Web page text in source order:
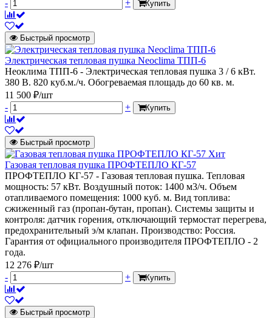
-
+ Купить
Быстрый просмотр
Электрическая тепловая пушка Neoclima ТПП-6
Неоклима ТПП-6 - Электрическая тепловая пушка 3 / 6 кВт.
380 В. 820 куб.м./ч. Обогреваемая площадь до 60 кв. м.
11 500 ₽/шт
-
+ Купить
Быстрый просмотр
Хит
Газовая тепловая пушка ПРОФТЕПЛО КГ-57
ПРОФТЕПЛО КГ-57 - Газовая тепловая пушка. Тепловая
мощность: 57 кВт. Воздушный поток: 1400 м3/ч. Объем
отапливаемого помещения: 1000 куб. м. Вид топлива:
сжиженный газ (пропан-бутан, пропан). Системы защиты и
контроля: датчик горения, отключающий термостат перегрева,
предохранительный э/м клапан. Производство: Россия.
Гарантия от официального производителя ПРОФТЕПЛО - 2
года.
12 276 ₽/шт
-
+ Купить
Быстрый просмотр